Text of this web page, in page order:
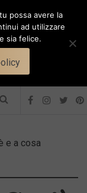
e a cosa
possa avere la
ad utilizzare
sia felice.